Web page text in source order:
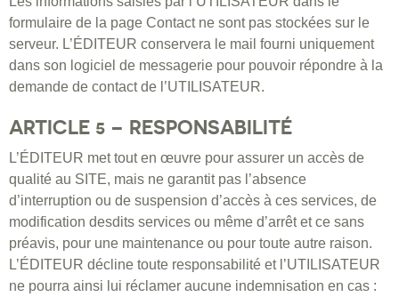
formulaire de la page Contact ne sont pas stockées sur le
serveur. L’ÉDITEUR conservera le mail fourni uniquement
dans son logiciel de messagerie pour pouvoir répondre à la
demande de contact de l’UTILISATEUR.
ARTICLE 5 – RESPONSABILITÉ
L’ÉDITEUR met tout en œuvre pour assurer un accès de
qualité au SITE, mais ne garantit pas l’absence
d’interruption ou de suspension d’accès à ces services, de
modification desdits services ou même d’arrêt et ce sans
préavis, pour une maintenance ou pour toute autre raison.
L’ÉDITEUR décline toute responsabilité et l’UTILISATEUR
ne pourra ainsi lui réclamer aucune indemnisation en cas :